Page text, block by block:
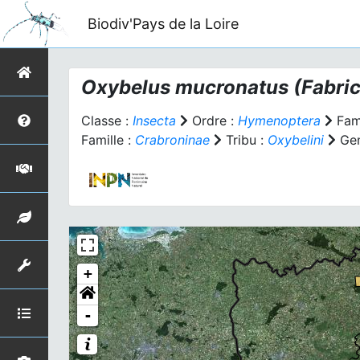
Biodiv'Pays de la Loire
Oxybelus mucronatus
Classe : Insecta Ordre : Hymenoptera
Famille : Crabroninae Tribu : Oxybelini
+
-